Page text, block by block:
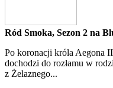
Ród Smoka, Sezon 2 na
Po koronacji króla Aegona
dochodzi do rozłamu w
z Żelaznego...